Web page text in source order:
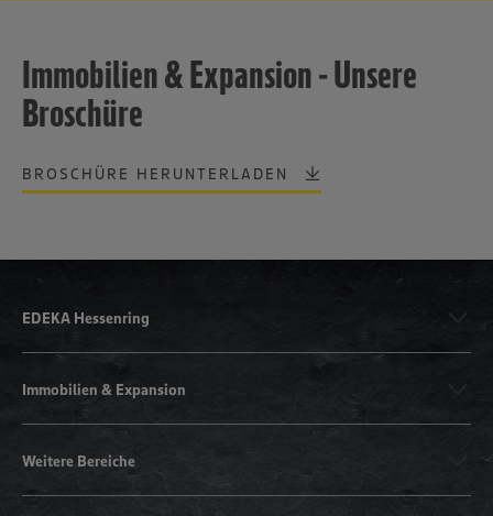
Immobilien & Expansion - Unsere
Broschüre
BROSCHÜRE HERUNTERLADEN
EDEKA Hessenring
Immobilien & Expansion
Weitere Bereiche